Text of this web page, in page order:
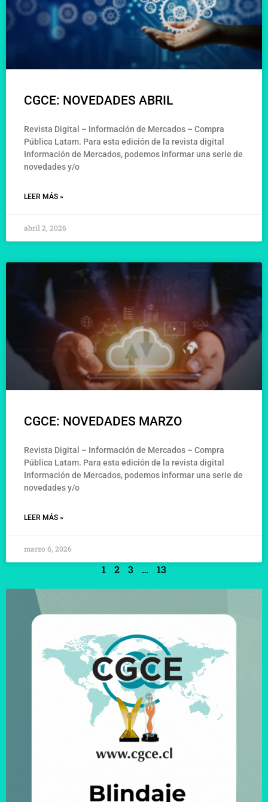
CGCE: NOVEDADES ABRIL
Revista Digital – Información de Mercados – Compra
Pública Latam. Para esta edición de la revista digital
Información de Mercados, podemos informar una serie de
novedades y/o
LEER MÁS »
abril 2, 2026
CGCE: NOVEDADES MARZO
Revista Digital – Información de Mercados – Compra
Pública Latam. Para esta edición de la revista digital
Información de Mercados, podemos informar una serie de
novedades y/o
LEER MÁS »
marzo 6, 2026
1 2 3 … 13